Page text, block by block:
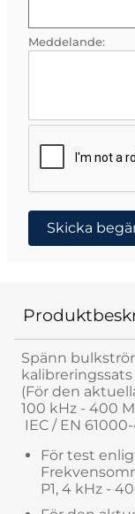
Meddelande:
Skicka
Spänn
kalibreringssats
(För den
100 kHz - 400
IEC / EN
För test
P1, 4 kHz -